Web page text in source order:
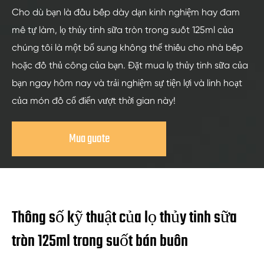
Cho dù bạn là đầu bếp dày dạn kinh nghiệm hay đam
mê tự làm, lọ thủy tinh sữa tròn trong suốt 125ml của
chúng tôi là một bổ sung không thể thiếu cho nhà bếp
hoặc đồ thủ công của bạn. Đặt mua lọ thủy tinh sữa của
bạn ngay hôm nay và trải nghiệm sự tiện lợi và linh hoạt
của món đồ cổ điển vượt thời gian này!
Mua guote
Thông số kỹ thuật của lọ thủy tinh sữa
tròn 125ml trong suốt bán buôn